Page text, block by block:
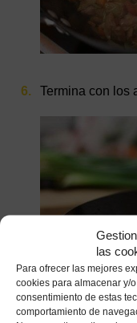
las
Para ofrecer las mejores
cookies para almacenar y/
consentimiento de estas
comportamiento de
Termina con los